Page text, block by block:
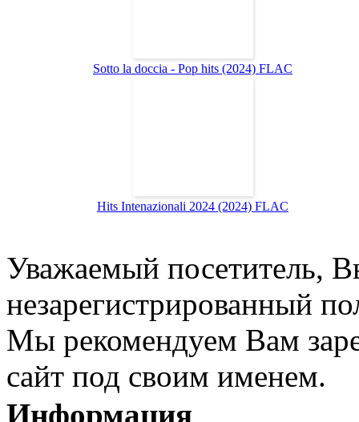
Sotto la doccia - Pop hits (2024) FLAC
Hits Intenazionali 2024 (2024) FLAC
Уважаемый посетитель,
незарегистрированный
Мы рекомендуем Вам
сайт под своим именем.
Информация